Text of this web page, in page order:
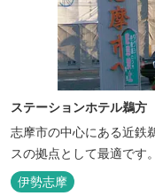
ステーションホテル鵜方
志摩市の中心にある近鉄
スの拠点として最適です。
伊勢志摩